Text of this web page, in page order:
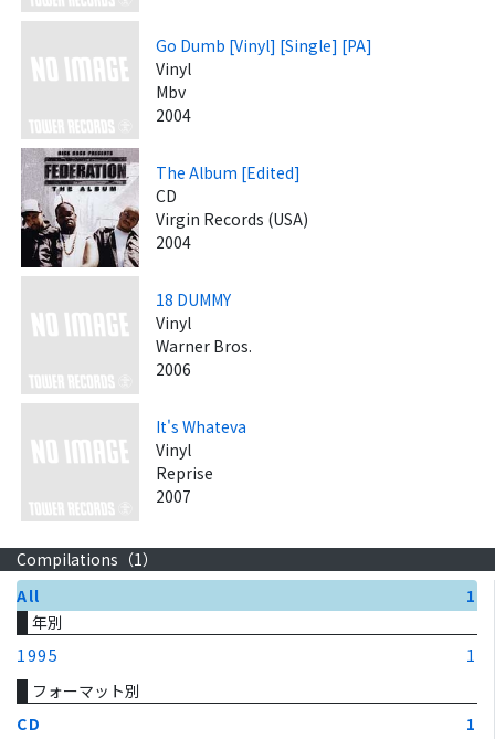
Go Dumb [Vinyl] [Single] [PA]
Vinyl
Mbv
2004
The Album [Edited]
CD
Virgin Records (USA)
2004
18 DUMMY
Vinyl
Warner Bros.
2006
It's Whateva
Vinyl
Reprise
2007
Compilations（1）
All
1
年別
1995
1
フォーマット別
CD
1